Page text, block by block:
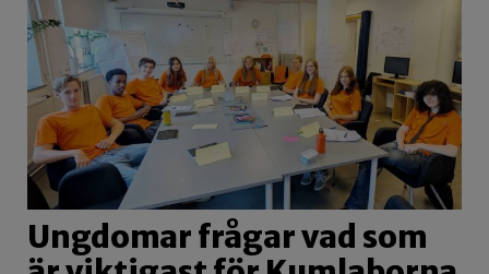
Ungdomar frågar vad som